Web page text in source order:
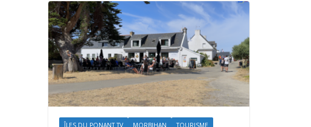
ÎLES DU PONANT TV MORBIHAN TOURISME